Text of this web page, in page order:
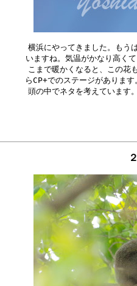
横浜にやってきました。もう
いますね。気温がかなり高く
こまで暖かくなると、この花
らCP+でのステージがありま